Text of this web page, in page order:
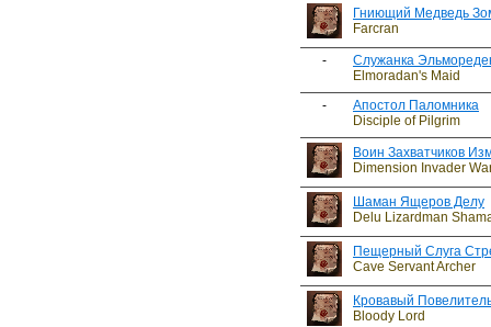
Гниющий Медведь
Farcran
-
Служанка
Elmoradan's Maid
-
Апостол Паломника
Disciple of Pilgrim
Воин Захватчиков
Dimension Invader
Шаман Ящеров Делу
Delu Lizardman
Пещерный Слуга
Cave Servant Archer
Кровавый
Bloody Lord